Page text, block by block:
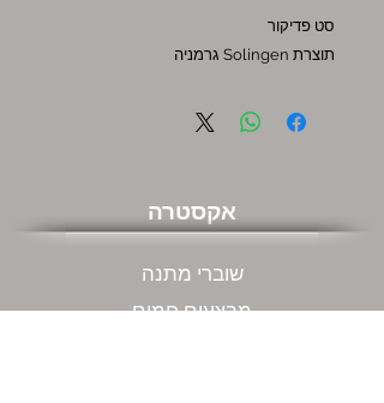
סט פדיקור
תוצרת Solingen גרמניה
אקסטרה
שוברי מתנה
מבצעים חמים